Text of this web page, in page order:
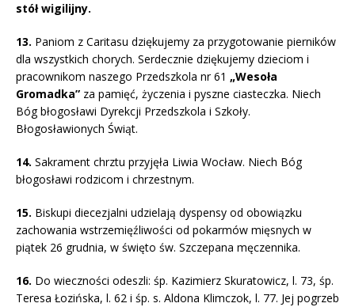
stół wigilijny.
13. Paniom z Caritasu dziękujemy za przygotowanie pierników
dla wszystkich chorych. Serdecznie dziękujemy dzieciom i
pracownikom naszego Przedszkola nr 61 „Wesoła
Gromadka” za pamięć, życzenia i pyszne ciasteczka. Niech
Bóg błogosławi Dyrekcji Przedszkola i Szkoły.
Błogosławionych Świąt.
14. Sakrament chrztu przyjęła Liwia Wocław. Niech Bóg
błogosławi rodzicom i chrzestnym.
15. Biskupi diecezjalni udzielają dyspensy od obowiązku
zachowania wstrzemięźliwości od pokarmów mięsnych w
piątek 26 grudnia, w święto św. Szczepana męczennika.
16. Do wieczności odeszli: śp. Kazimierz Skuratowicz, l. 73, śp.
Teresa Łozińska, l. 62 i śp. s. Aldona Klimczok, l. 77. Jej pogrzeb